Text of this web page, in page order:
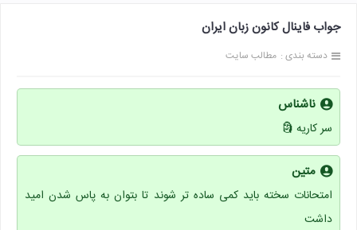
جواب فاینال کانون زبان ایران
دسته بندی : مطالب سایت
ناشناس
سر کاریه 🗿
متین
امتحانات سخته باید کمی ساده تر شوند تا بتوان به پاس شدن امید
داشت